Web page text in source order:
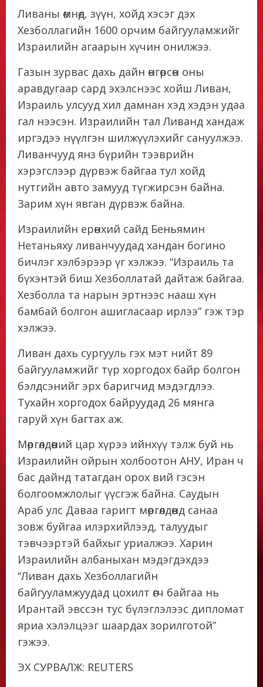
Ливаны өмнөд, зүүн, хойд хэсэг дэх
Хезболлагийн 1600 орчим байгууламжийг
Израилийн агаарын хүчин онилжээ.
Газын зурвас дахь дайн өнгөрсөн оны
аравдугаар сард эхэлснээс хойш Ливан,
Израиль улсууд хил дамнан хэд хэдэн удаа
гал нээсэн. Израилийн тал Ливанд хандаж
иргэдээ нүүлгэн шилжүүлэхийг сануулжээ.
Ливанчууд янз бүрийн тээврийн
хэрэгслээр дүрвэж байгаа тул хойд
нутгийн авто замууд түгжирсэн байна.
Зарим хүн явган дүрвэж байна.
Израилийн ерөнхий сайд Беньямин
Нетаньяху ливанчуудад хандан богино
бичлэг хэлбэрээр үг хэлжээ. “Израиль та
бүхэнтэй биш Хезболлатай дайтаж байгаа.
Хезболла та нарын эртнээс нааш хүн
бамбай болгон ашигласаар ирлээ” гэж тэр
хэлжээ.
Ливан дахь сургууль гэх мэт нийт 89
байгууламжийг түр хоргодох байр болгон
бэлдсэнийг эрх баригчид мэдэгдлээ.
Тухайн хоргодох байруудад 26 мянга
гаруй хүн багтах аж.
Мөргөлдөөний цар хүрээ ийнхүү тэлж буй нь
Израилийн ойрын холбоотон АНУ, Иран ч
бас дайнд татагдан орох вий гэсэн
болгоомжлолыг үүсгэж байна. Саудын
Араб улс Даваа гаригт мөргөлдөөнд санаа
зовж буйгаа илэрхийлээд, талуудыг
тэвчээртэй байхыг уриалжээ. Харин
Израилийн албаныхан мэдэгдэхдээ
“Ливан дахь Хезболлагийн
байгууламжуудад цохилт өгч байгаа нь
Ирантай эвссэн тус бүлэглэлээс дипломат
яриа хэлэлцээг шаардах зорилготой”
гэжээ.
ЭХ СУРВАЛЖ: REUTERS